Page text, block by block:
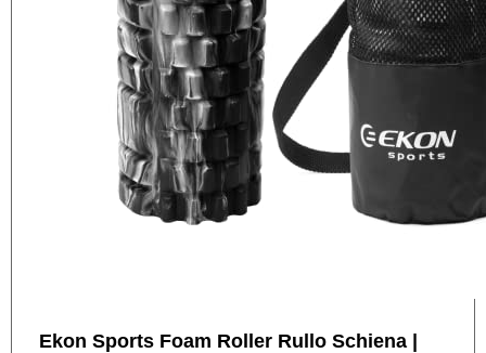
Ekon Sports Foam Roller Rullo Schiena |